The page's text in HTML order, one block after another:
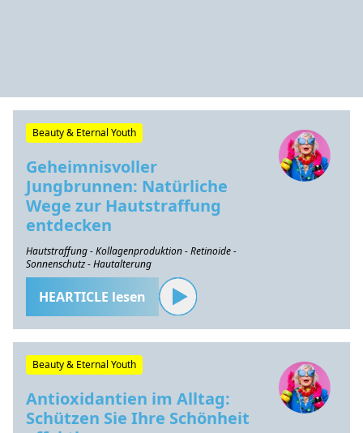
Beauty & Eternal Youth
Geheimnisvoller
Jungbrunnen: Natürliche
Wege zur Hautstraffung
entdecken
Hautstraffung - Kollagenproduktion - Retinoide -
Sonnenschutz - Hautalterung
HEARTICLE lesen
Beauty & Eternal Youth
Antioxidantien im Alltag:
Schützen Sie Ihre Schönheit